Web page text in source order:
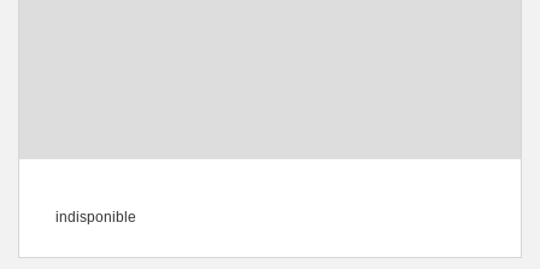
indisponible